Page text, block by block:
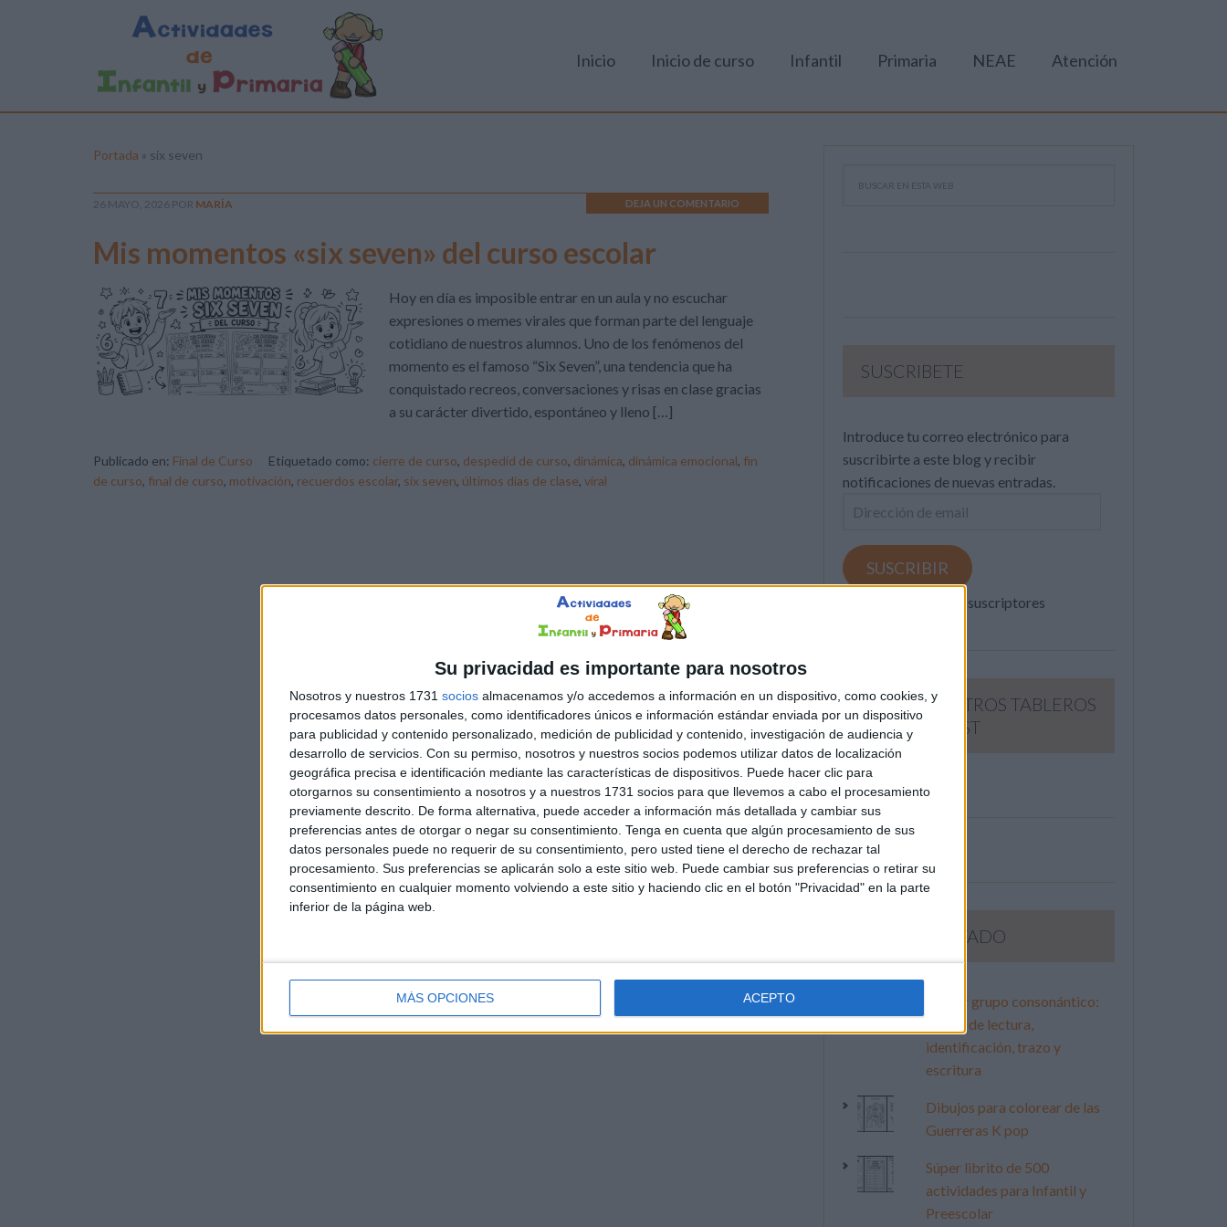
Su privacidad es importante para nosotros
Nosotros y nuestros 1731 socios almacenamos y/o accedemos a información en un dispositivo, como cookies, y
procesamos datos personales, como identificadores únicos e información estándar enviada por un dispositivo
para publicidad y contenido personalizado, medición de publicidad y contenido, investigación de audiencia y
desarrollo de servicios. Con su permiso, nosotros y nuestros socios podemos utilizar datos de localización
geográfica precisa e identificación mediante las características de dispositivos. Puede hacer clic para
otorgarnos su consentimiento a nosotros y a nuestros 1731 socios para que llevemos a cabo el procesamiento
previamente descrito. De forma alternativa, puede acceder a información más detallada y cambiar sus
preferencias antes de otorgar o negar su consentimiento. Tenga en cuenta que algún procesamiento de sus
datos personales puede no requerir de su consentimiento, pero usted tiene el derecho de rechazar tal
procesamiento. Sus preferencias se aplicarán solo a este sitio web. Puede cambiar sus preferencias o retirar su
consentimiento en cualquier momento volviendo a este sitio y haciendo clic en el botón "Privacidad" en la parte
inferior de la página web.
MÁS OPCIONES ACEPTO
Inicio Inicio de curso Infantil Primaria NEAE Atención
Portada » six seven
26 MAYO, 2026 POR MARÍA DEJA UN COMENTARIO
Mis momentos «six seven» del curso escolar
Hoy en día es imposible entrar en un aula y no escuchar
expresiones o memes virales que forman parte del lenguaje
cotidiano de nuestros alumnos. Uno de los fenómenos del
momento es el famoso “Six Seven”, una tendencia que ha
conquistado recreos, conversaciones y risas en clase gracias
a su carácter divertido, espontáneo y lleno […]
Publicado en: Final de Curso Etiquetado como: cierre de curso, despedid de curso, dinámica, dinámica emocional, fin
de curso, final de curso, motivación, recuerdos escolar, six seven, últimos días de clase, viral
SUSCRIBETE
Introduce tu correo electrónico para
suscribirte a este blog y recibir
notificaciones de nuevas entradas.
Dirección
email
SUSCRIBIR
Únete a otros 371K suscriptores
SIGUE NUESTROS TABLEROS
EN PINTEREST
LO MÁS VISITADO
Primer grupo consonántico:
Fichas de lectura,
identificación, trazo y
escritura
Dibujos para colorear de las
Guerreras K pop
Súper librito de 500
actividades para Infantil y
Preescolar